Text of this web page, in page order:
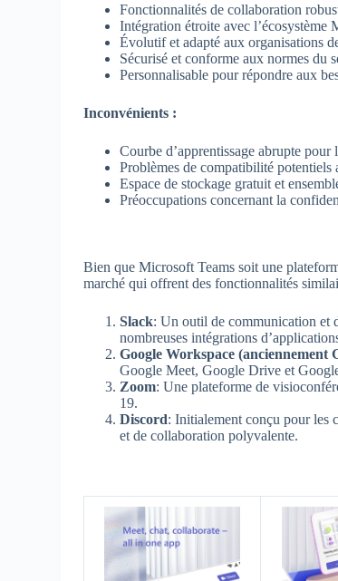
Fonctionnalités de collaboration
Intégration étroite avec l’écosystème
Évolutif et adapté aux organisations
Sécurisé et conforme aux normes du
Personnalisable pour répondre aux
Inconvénients :
Courbe d’apprentissage abrupte
Problèmes de compatibilité
Espace de stockage gratuit et
Préoccupations concernant la
Bien que Microsoft Teams soit une
marché qui offrent des fonctionnalités
Slack: Un outil de communication et
nombreuses intégrations
Google Workspace (anciennement
Google Meet, Google Drive et
Zoom: Une plateforme de
19.
Discord: Initialement conçu pour les
et de collaboration polyvalente.